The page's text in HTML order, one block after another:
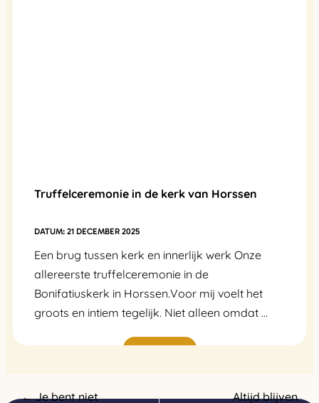
Truffelceremonie in de kerk van Horssen
21 DECEMBER 2025
Een brug tussen kerk en innerlijk werk Onze
allereerste truffelceremonie in de
Bonifatiuskerk in Horssen.Voor mij voelt het
groots en intiem tegelijk. Niet alleen omdat ...
Lees verder
← Je bent niet
Altijd blijven